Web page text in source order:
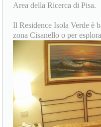
Area della Ricerca di Pisa.
Il Residence Isola Verde è
zona Cisanello o per